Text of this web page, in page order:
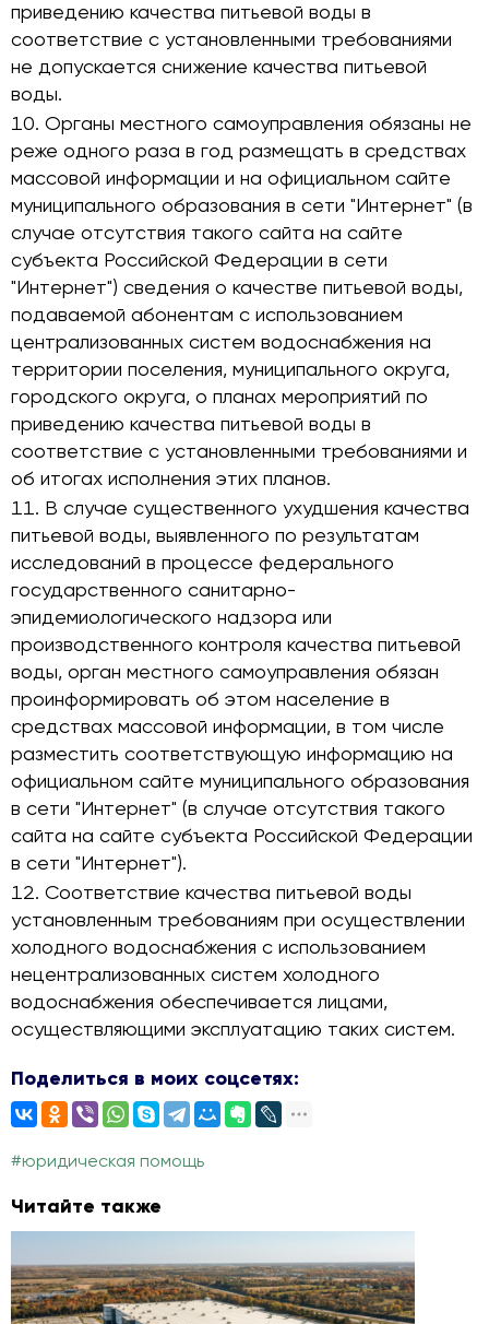
приведению качества питьевой воды в
соответствие с установленными требованиями
не допускается снижение качества питьевой
воды.
Органы местного самоуправления обязаны не
реже одного раза в год размещать в средствах
массовой информации и на официальном сайте
муниципального образования в сети "Интернет" (в
случае отсутствия такого сайта на сайте
субъекта Российской Федерации в сети
"Интернет") сведения о качестве питьевой воды,
подаваемой абонентам с использованием
централизованных систем водоснабжения на
территории поселения, муниципального округа,
городского округа, о планах мероприятий по
приведению качества питьевой воды в
соответствие с установленными требованиями и
об итогах исполнения этих планов.
В случае существенного ухудшения качества
питьевой воды, выявленного по результатам
исследований в процессе федерального
государственного санитарно-
эпидемиологического надзора или
производственного контроля качества питьевой
воды, орган местного самоуправления обязан
проинформировать об этом население в
средствах массовой информации, в том числе
разместить соответствующую информацию на
официальном сайте муниципального образования
в сети "Интернет" (в случае отсутствия такого
сайта на сайте субъекта Российской Федерации
в сети "Интернет").
Соответствие качества питьевой воды
установленным требованиям при осуществлении
холодного водоснабжения с использованием
нецентрализованных систем холодного
водоснабжения обеспечивается лицами,
осуществляющими эксплуатацию таких систем.
Поделиться в моих соцсетях:
#юридическая помощь
Читайте также